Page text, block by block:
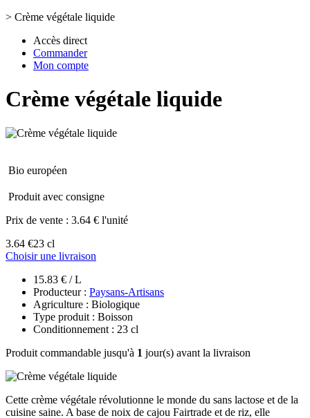
> Crème végétale liquide
Accès direct
Commander
Mon compte
Crème végétale liquide
Bio européen
Produit avec consigne
Prix de vente : 3.64 € l'unité
3.64 €23 cl
Choisir une livraison
15.83 € / L
Producteur : Paysans-Artisans
Agriculture : Biologique
Type produit : Boisson
Conditionnement : 23 cl
Produit commandable jusqu'à 1 jour(s) avant la livraison
Cette crème végétale révolutionne le monde du sans lactose et de la
cuisine saine. A base de noix de cajou Fairtrade et de riz, elle